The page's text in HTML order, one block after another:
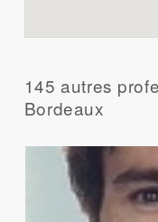
145 autres
Bordeaux